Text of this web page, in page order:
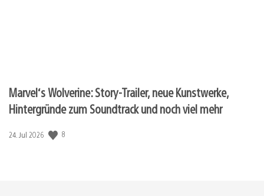
Marvel‘s Wolverine: Story-Trailer, neue Kunstwerke,
Hintergründe zum Soundtrack und noch viel mehr
Veröffentlichungsdatum:
24. Jul 2026 8